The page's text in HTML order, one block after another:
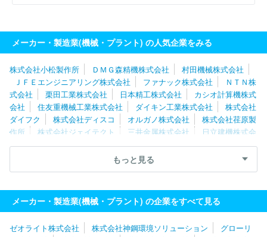
メーカー・製造業(機械・プラント) の人気企業をみる
株式会社小松製作所 ＤＭＧ森精機株式会社
村田機械株式会社
ＪＦＥエンジニアリング株式会社
ファナック株式会社
ＮＴＮ株
式会社
栗田工業株式会社 日本精工株式会社
カシオ計算機株式
会社
住友重機械工業株式会社 ダイキン工業株式会社
株式会社
ダイフク
株式会社ディスコ オルガノ株式会社
株式会社荏原製
作所
株式会社ジェイテクト 三井金属株式会社
日立建機株式会
社
住友金属鉱山株式会社 川崎重工業株式会社
ＴＨＫ株式会
グローリー株式会社
社マキタ
もっと見る
メーカー・製造業(機械・プラント) の企業をすべて見る
ゼオライト株式会社 株式会社神鋼環境ソリューション
グローリ